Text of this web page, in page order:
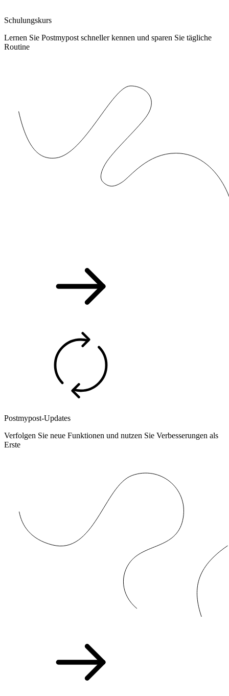
Schulungskurs
Lernen Sie Postmypost schneller kennen und sparen Sie tägliche
Routine
Postmypost-Updates
Verfolgen Sie neue Funktionen und nutzen Sie Verbesserungen als
Erste